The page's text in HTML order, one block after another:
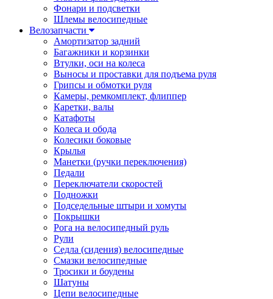
Фонари и подсветки
Шлемы велосипедные
Велозапчасти
Амортизатор задний
Багажники и корзинки
Втулки, оси на колеса
Выносы и проставки для подъема руля
Грипсы и обмотки руля
Камеры, ремкомплект, флиппер
Каретки, валы
Катафоты
Колеса и обода
Колесики боковые
Крылья
Манетки (ручки переключения)
Педали
Переключатели скоростей
Подножки
Подседельные штыри и хомуты
Покрышки
Рога на велосипедный руль
Рули
Седла (сидения) велосипедные
Смазки велосипедные
Тросики и боудены
Шатуны
Цепи велосипедные